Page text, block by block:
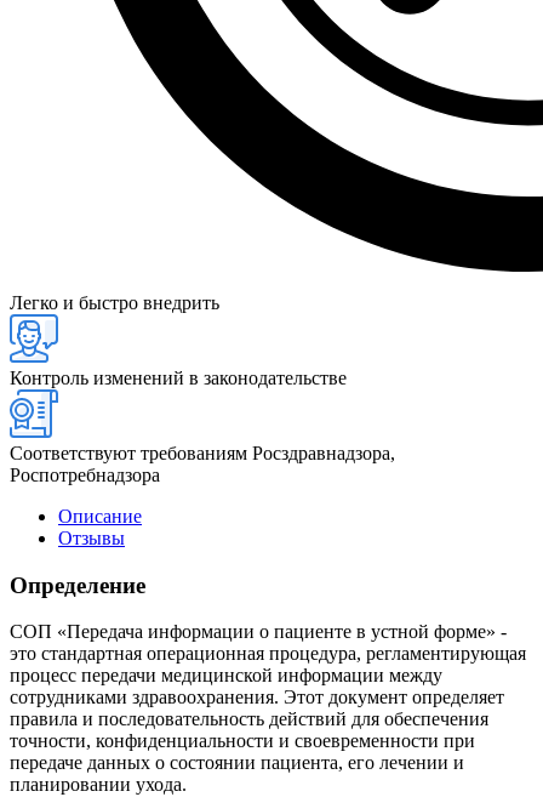
Легко и быстро внедрить
Контроль изменений в законодательстве
Соответствуют требованиям Росздравнадзора,
Роспотребнадзора
Описание
Отзывы
Определение
СОП «Передача информации о пациенте в устной форме» -
это стандартная операционная процедура, регламентирующая
процесс передачи медицинской информации между
сотрудниками здравоохранения. Этот документ определяет
правила и последовательность действий для обеспечения
точности, конфиденциальности и своевременности при
передаче данных о состоянии пациента, его лечении и
планировании ухода.